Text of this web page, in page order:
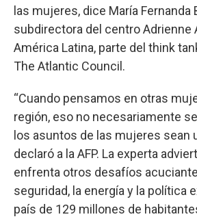
las mujeres, dice María Fernanda
subdirectora del centro Adrienne
América Latina, parte del think
The Atlantic Council.
“Cuando pensamos en otras
región, eso no necesariamente
los asuntos de las mujeres sean
declaró a la AFP. La experta
enfrenta otros desafíos
seguridad, la energía y la política
país de 129 millones de